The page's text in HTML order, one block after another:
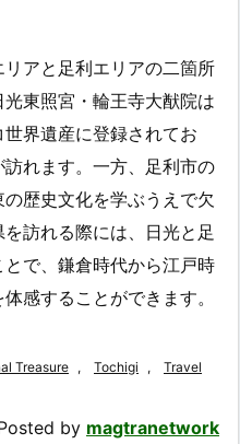
アと足利エリアの二箇所
東照宮・輪王寺大猷院は
世界遺産に登録されてお
れます。一方、足利市の
歴史文化を学ぶうえで欠
訪れる際には、日光と足
で、鎌倉時代から江戸時
感することができます。
Treasure , Tochigi , Travel
by magtranetwork